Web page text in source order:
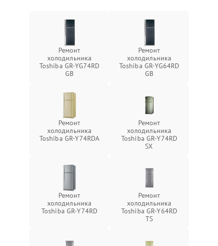
Ремонт
холодильника
Toshiba GR-YG74RD
GB
Ремонт
холодильника
Toshiba GR-YG64RD
GB
Ремонт
холодильника
Toshiba GR-Y74RDA
Ремонт
холодильника
Toshiba GR-Y74RD
SX
Ремонт
холодильника
Toshiba GR-Y74RD
Ремонт
холодильника
Toshiba GR-Y64RD
TS